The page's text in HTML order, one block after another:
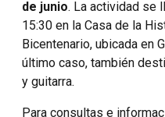
de junio. La actividad se
15:30 en la Casa de la
Bicentenario, ubicada en
último caso, también
y guitarra.
Para consultas e